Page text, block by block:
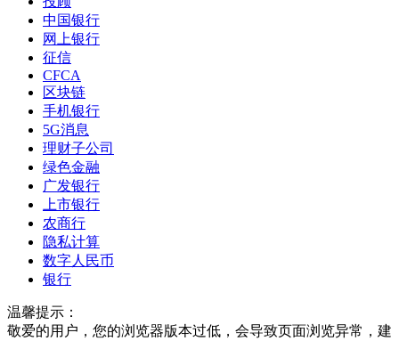
中国银行
网上银行
征信
CFCA
区块链
手机银行
5G消息
理财子公司
绿色金融
广发银行
上市银行
农商行
隐私计算
数字人民币
银行
温馨提示：
敬爱的用户，您的浏览器版本过低，会导致页面浏览异常，建